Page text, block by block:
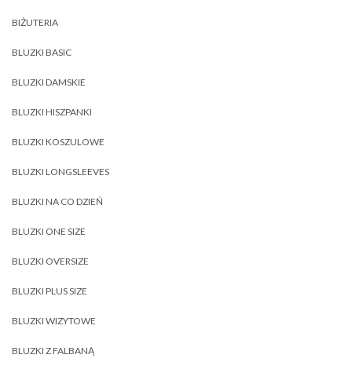
BIŻUTERIA
BLUZKI BASIC
BLUZKI DAMSKIE
BLUZKI HISZPANKI
BLUZKI KOSZULOWE
BLUZKI LONGSLEEVES
BLUZKI NA CO DZIEŃ
BLUZKI ONE SIZE
BLUZKI OVERSIZE
BLUZKI PLUS SIZE
BLUZKI WIZYTOWE
BLUZKI Z FALBANĄ